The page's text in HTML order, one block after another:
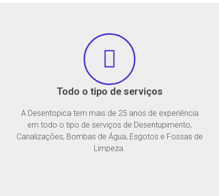
Todo o tipo de serviços
A Desentopica tem mais de 25 anos de experiência
em todo o tipo de serviços de Desentupimento,
Canalizações, Bombas de Água, Esgotos e Fossas de
Limpeza.